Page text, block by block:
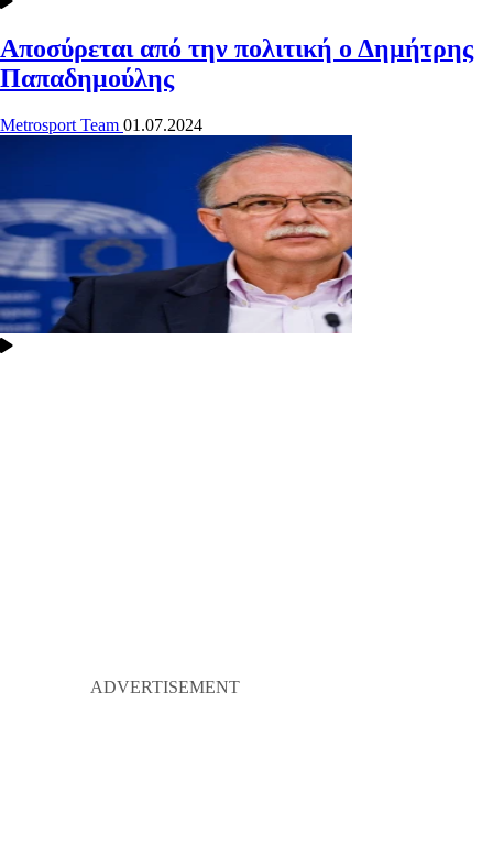
Αποσύρεται από την πολιτική ο Δημήτρης
Παπαδημούλης
Metrosport Team 01.07.2024